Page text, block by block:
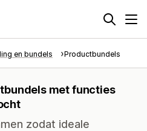
en bundels Productbundels
met functies
zodat ideale